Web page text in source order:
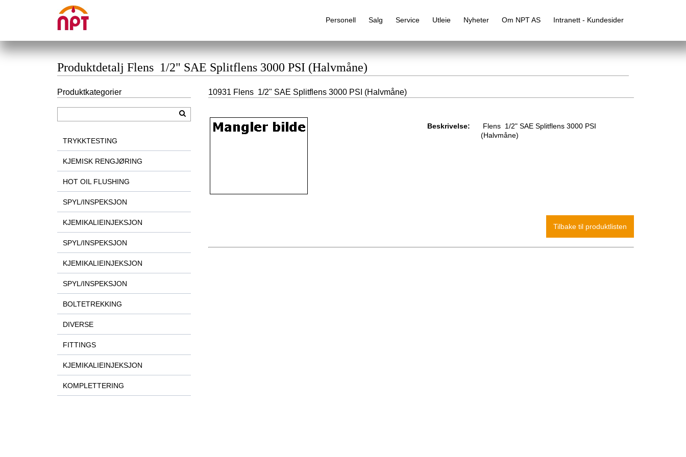
Personell Salg Service Utleie Nyheter Om NPT AS Intranett - Kundesider
Produktdetalj Flens 1/2" SAE Splitflens 3000 PSI (Halvmåne)
10931 Flens 1/2" SAE Splitflens 3000 PSI (Halvmåne)
Beskrivelse:
Flens 1/2" SAE Splitflens 3000 PSI
(Halvmåne)
Produktkategorier
TRYKKTESTING
KJEMISK RENGJØRING
HOT OIL FLUSHING
SPYL/INSPEKSJON
KJEMIKALIEINJEKSJON
SPYL/INSPEKSJON
KJEMIKALIEINJEKSJON
SPYL/INSPEKSJON
BOLTETREKKING
DIVERSE
FITTINGS
KJEMIKALIEINJEKSJON
KOMPLETTERING